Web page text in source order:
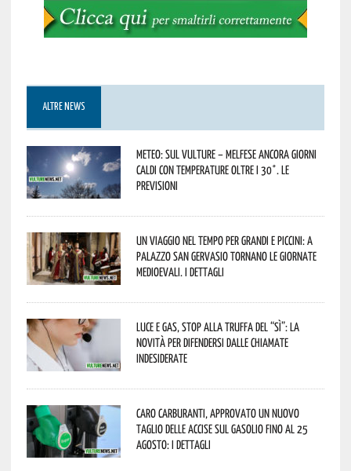
ALTRE NEWS
Meteo: sul Vulture – melfese ancora giorni
caldi con temperature oltre i 30°. Le
previsioni
Un viaggio nel tempo per grandi e piccini: a
Palazzo San Gervasio tornano le Giornate
Medioevali. I dettagli
Luce e gas, stop alla truffa del “Sì”: la
novità per difendersi dalle chiamate
indesiderate
Caro carburanti, approvato un nuovo
taglio delle accise sul gasolio fino al 25
agosto: i dettagli